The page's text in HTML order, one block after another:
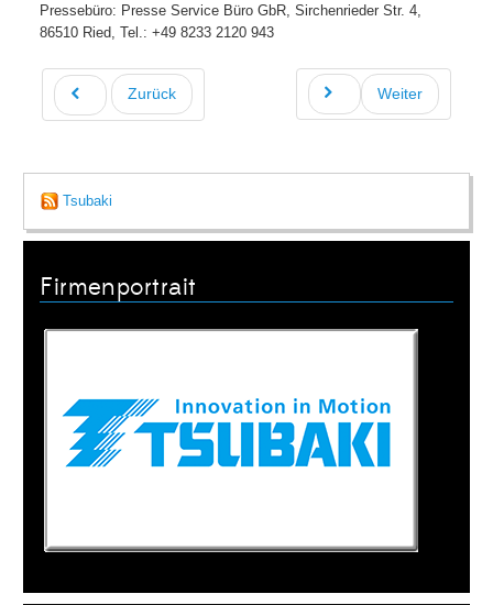
Pressebüro: Presse Service Büro GbR, Sirchenrieder Str. 4,
86510 Ried, Tel.: +49 8233 2120 943
Zurück Weiter
Tsubaki
Firmenportrait